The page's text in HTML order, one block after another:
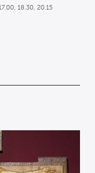
18.30, 20.15